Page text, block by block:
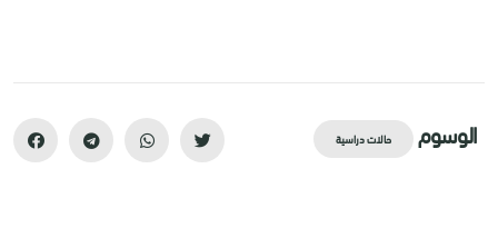
الوسوم حالات دراسية